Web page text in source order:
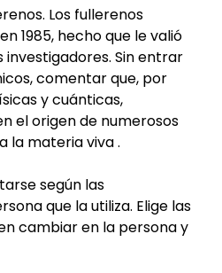
Los fullerenos
1985, hecho que le valió
investigadores. Sin entrar
comentar que, por
y cuánticas,
el origen de numerosos
la materia viva .
según las
que la utiliza. Elige las
cambiar en la persona y